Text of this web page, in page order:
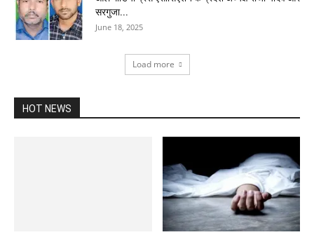
सरगुजा...
June 18, 2025
Load more
HOT NEWS